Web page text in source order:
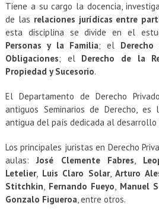
ADMISIÓN
EXTENSIÓN
Académicos
Egresados
Tiene a su cargo la docencia,
de las relaciones jurídicas entre
esta disciplina se divide en el
Personas y la Familia; el
Obligaciones; el Derecho de la
Propiedad y Sucesorio.
El Departamento de Derecho
antiguos Seminarios de Derecho, es
antigua del país dedicada al desarrollo
Los principales juristas en Derecho
aulas:José Clemente Fabres,
Letelier, Luis Claro Solar,Arturo
Stitchkin, Fernando Fueyo, Manuel
Gonzalo Figueroa, entre otros.